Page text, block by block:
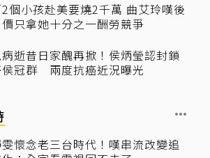
個小孩赴美要燒2千萬 曲艾玲嘆後
只拿她十分之一酬勞競爭
逝昔日家醜再掀！侯炳瑩認封鎖
冠群 兩度抗癌近況曝光
懷念老三台時代！嘆串流改變追